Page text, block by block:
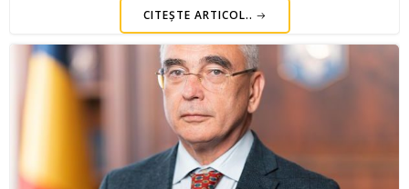
CITEȘTE ARTICOL..